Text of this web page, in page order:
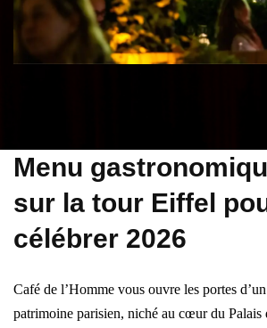
Menu
sur la tour Eiffel
célébrer 2026
Café de l’Homme vous ouvre les portes
patrimoine parisien, niché au cœur du Palais